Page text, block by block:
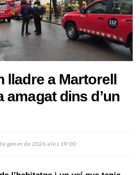
lladre a Martorell
amagat dins d’un
gener de 2026 a les 19:00